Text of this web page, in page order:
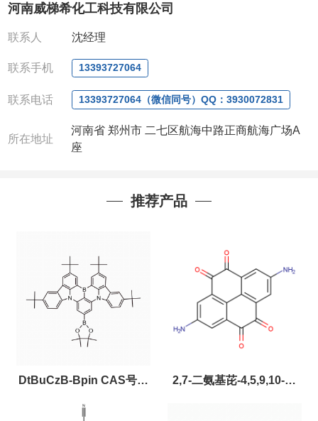
63377391/13393727064
QQ:3930072831
联系人: 沈晓东(欢迎致电,或QQ、微信联系)
河南威梯希化工科技有限公司
联系人 沈经理
联系手机 13393727064
联系电话 13393727064（微信同号）QQ：3930072831
所在地址
河南省 郑州市 二七区航海中路正商航海广场A
座
推荐产品
DtBuCzB-Bpin CAS号：
2643331-97-7
2,7-二氨基芘-4,5,9,10-四